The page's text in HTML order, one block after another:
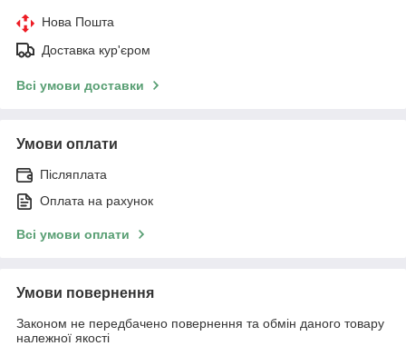
Нова Пошта
Доставка кур'єром
Всі умови доставки
Умови оплати
Післяплата
Оплата на рахунок
Всі умови оплати
Умови повернення
Законом не передбачено повернення та обмін даного товару
належної якості